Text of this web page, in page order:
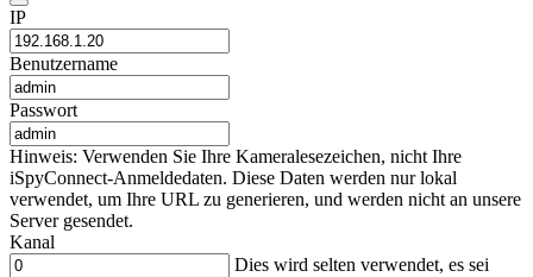
IP
Benutzername
Passwort
Hinweis: Verwenden Sie Ihre Kameralesezeichen, nicht Ihre
iSpyConnect-Anmeldedaten. Diese Daten werden nur lokal
verwendet, um Ihre URL zu generieren, und werden nicht an unsere
Server gesendet.
Kanal
Dies wird selten verwendet, es sei